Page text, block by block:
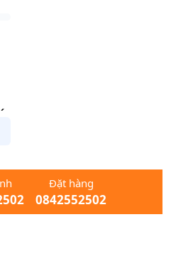
Đặt hàng
0842552502